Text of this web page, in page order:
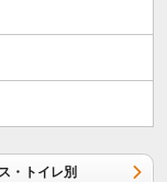
・トイレ別